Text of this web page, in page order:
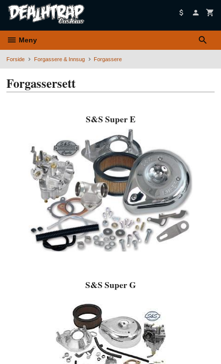
Meny
Forside Forgassere & Innsug Forgassere
Forgassersett
S&S Super E
S&S Super G